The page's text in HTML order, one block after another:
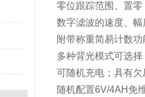
零位跟踪范围、置
数字滤波的速度、
附带称重简易计数功
多种背光模式可选择
可随机充电；具有
随机配置6V/4AH免